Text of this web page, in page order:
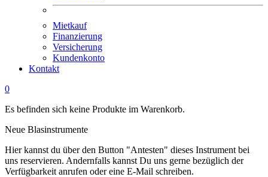
Mietkauf
Finanzierung
Versicherung
Kundenkonto
Kontakt
0
Es befinden sich keine Produkte im Warenkorb.
Neue Blasinstrumente
Hier kannst du über den Button "Antesten" dieses Instrument bei
uns reservieren. Andernfalls kannst Du uns gerne bezüglich der
Verfügbarkeit anrufen oder eine E-Mail schreiben.